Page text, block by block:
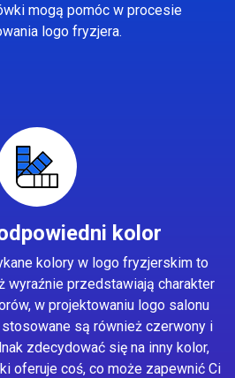
mogą pomóc w procesie
logo fryzjera.
kolor
kolory w logo fryzjerskim to
wyraźnie przedstawiają charakter
w projektowaniu logo salonu
są również czerwony i
zdecydować się na inny kolor,
oferuje coś, co może zapewnić Ci